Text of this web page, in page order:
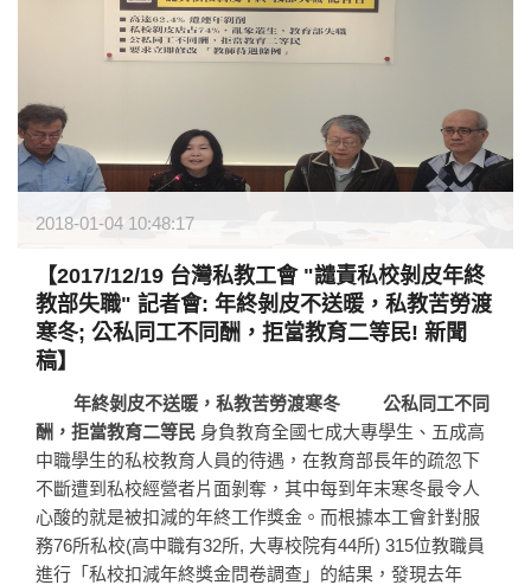
2018-01-04 10:48:17
【2017/12/19 台灣私教工會 "譴責私校剝皮年終
教部失職" 記者會: 年終剝皮不送暖，私教苦勞渡
寒冬; 公私同工不同酬，拒當教育二等民! 新聞
稿】
年終剝皮不送暖，私教苦勞渡寒冬
公私同工不同
酬，拒當教育二等民 身負教育全國七成大專學生、五成高
中職學生的私校教育人員的待遇，在教育部長年的疏忽下
不斷遭到私校經營者片面剝奪，其中每到年末寒冬最令人
心酸的就是被扣減的年終工作獎金。而根據本工會針對服
務76所私校(高中職有32所, 大專校院有44所) 315位教職員
進行「私校扣減年終獎金問卷調查」的結果，發現去年